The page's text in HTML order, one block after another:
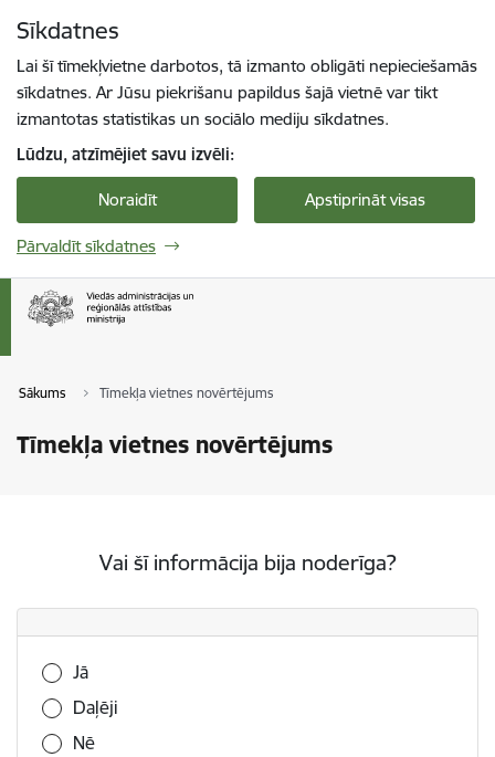
Sīkdatnes
Lai šī tīmekļvietne darbotos, tā izmanto obligāti nepieciešamās
sīkdatnes. Ar Jūsu piekrišanu papildus šajā vietnē var tikt
izmantotas statistikas un sociālo mediju sīkdatnes.
Lūdzu, atzīmējiet savu izvēli:
Noraidīt Apstiprināt visas
Pārvaldīt sīkdatnes
Sākums Tīmekļa vietnes novērtējums
Tīmekļa vietnes novērtējums
Vai šī informācija bija noderīga?
Vai šī informācija bija noderīga?
Jā
Daļēji
Nē